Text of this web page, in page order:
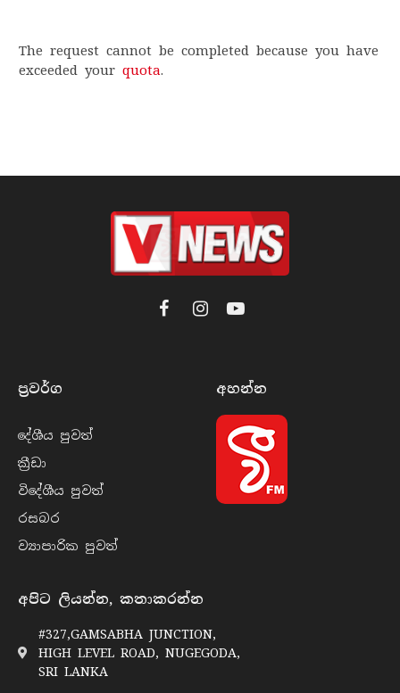
The request cannot be completed because you have
exceeded your quota.
FacebookInstagramYouTube
ප්‍රවර්​ග
දේශීය පුව​ත්
ක්‍රී​ඩා
විදේශීය පුව​ත්
රසබ​ර
ව්‍යාපාරික පුව​ත්
අහන්​න
අපිට ලියන්න, කතාකරන්න
#327,GAMSABHA JUNCTION,
HIGH LEVEL ROAD, NUGEGODA,
SRI LANKA